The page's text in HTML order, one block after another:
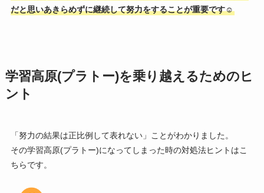
だと思いあきらめずに継続して努力をすることが重要です☺️
学習高原(プラトー)を乗り越えるためのヒ
ント
「努力の結果は正比例して表れない」ことがわかりました。
その学習高原(プラトー)になってしまった時の対処法ヒントはこ
ちらです。